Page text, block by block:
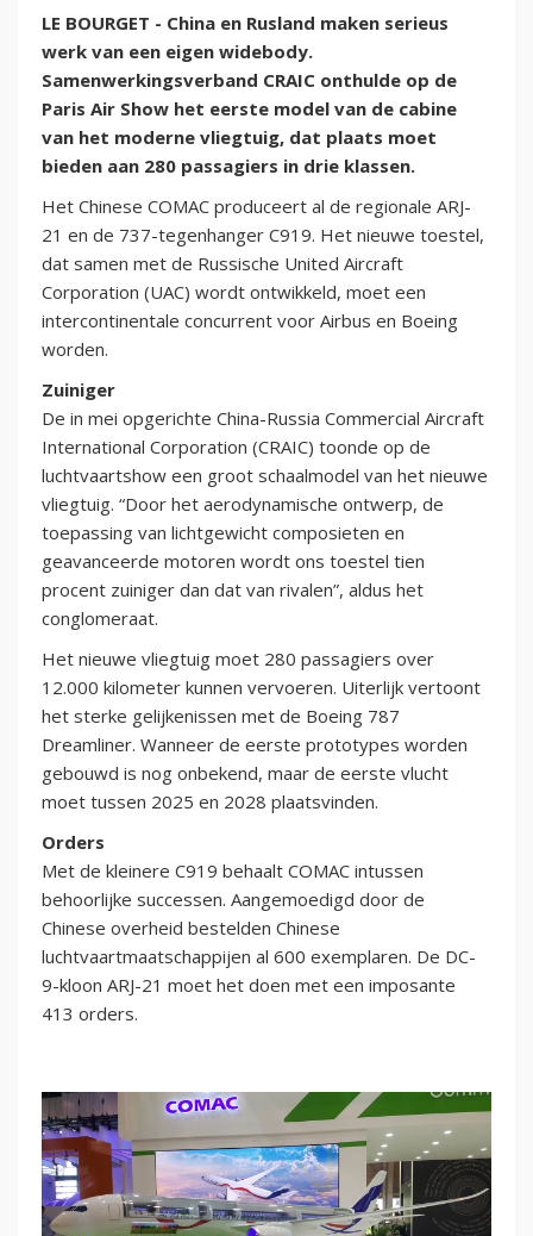
LE BOURGET - China en Rusland maken serieus
werk van een eigen widebody.
Samenwerkingsverband CRAIC onthulde op de
Paris Air Show het eerste model van de cabine
van het moderne vliegtuig, dat plaats moet
bieden aan 280 passagiers in drie klassen.
Het Chinese COMAC produceert al de regionale ARJ-
21 en de 737-tegenhanger C919. Het nieuwe toestel,
dat samen met de Russische United Aircraft
Corporation (UAC) wordt ontwikkeld, moet een
intercontinentale concurrent voor Airbus en Boeing
worden.
Zuiniger
De in mei opgerichte China-Russia Commercial Aircraft
International Corporation (CRAIC) toonde op de
luchtvaartshow een groot schaalmodel van het nieuwe
vliegtuig. “Door het aerodynamische ontwerp, de
toepassing van lichtgewicht composieten en
geavanceerde motoren wordt ons toestel tien
procent zuiniger dan dat van rivalen”, aldus het
conglomeraat.
Het nieuwe vliegtuig moet 280 passagiers over
12.000 kilometer kunnen vervoeren. Uiterlijk vertoont
het sterke gelijkenissen met de Boeing 787
Dreamliner. Wanneer de eerste prototypes worden
gebouwd is nog onbekend, maar de eerste vlucht
moet tussen 2025 en 2028 plaatsvinden.
Orders
Met de kleinere C919 behaalt COMAC intussen
behoorlijke successen. Aangemoedigd door de
Chinese overheid bestelden Chinese
luchtvaartmaatschappijen al 600 exemplaren. De DC-
9-kloon ARJ-21 moet het doen met een imposante
413 orders.